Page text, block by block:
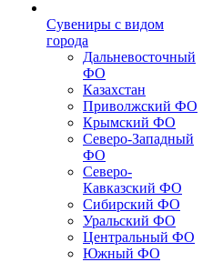
Сувениры с видом
города
Дальневосточный
ФО
Казахстан
Приволжский ФО
Крымский ФО
Северо-Западный
ФО
Северо-
Кавказский ФО
Сибирский ФО
Уральский ФО
Центральный ФО
Южный ФО